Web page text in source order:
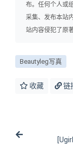
布。任何个人或
采集、发布本站
站内容侵犯了原
Beautyleg写真
收藏 链